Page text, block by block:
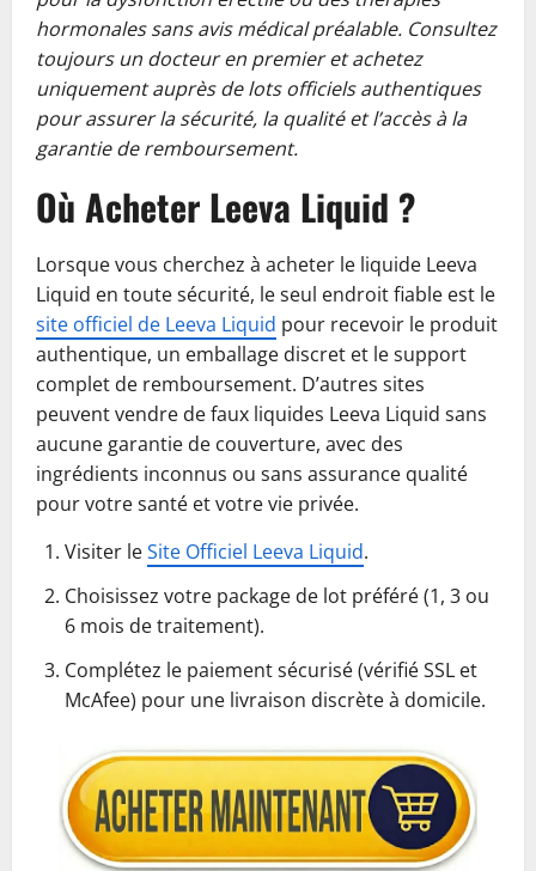
hormonales sans avis médical préalable. Consultez
toujours un docteur en premier et achetez
uniquement auprès de lots officiels authentiques
pour assurer la sécurité, la qualité et l’accès à la
garantie de remboursement.
Où Acheter Leeva Liquid ?
Lorsque vous cherchez à acheter le liquide Leeva
Liquid en toute sécurité, le seul endroit fiable est le
site officiel de Leeva Liquid pour recevoir le produit
authentique, un emballage discret et le support
complet de remboursement. D’autres sites
peuvent vendre de faux liquides Leeva Liquid sans
aucune garantie de couverture, avec des
ingrédients inconnus ou sans assurance qualité
pour votre santé et votre vie privée.
Visiter leSite Officiel Leeva Liquid.
Choisissez votre package de lot préféré (1, 3 ou
6 mois de traitement).
Complétez le paiement sécurisé (vérifié SSL et
McAfee) pour une livraison discrète à domicile.